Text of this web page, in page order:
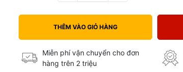
THÊM VÀO GIỎ HÀNG
Miễn phí vận chuyển cho đơn
hàng trên 2 triệu